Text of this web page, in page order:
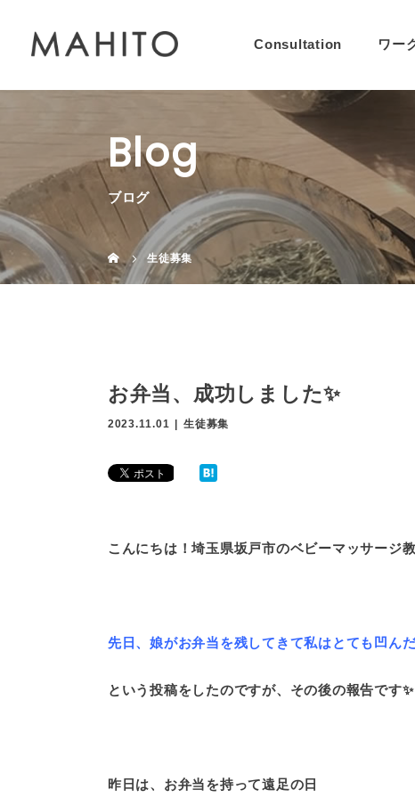
Consultation ワー
Blog
ブログ
生徒募集
お弁当、成功しました✨
2023.11.01 生徒募集
こんにちは！埼玉県坂戸市のベビーマッサー
先日、娘がお弁当を残してきて私はとても凹ん
という投稿をしたのですが、その後の報告です✨
昨日は、お弁当を持って遠足の日